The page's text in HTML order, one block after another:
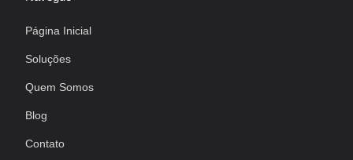
Página Inicial
Soluções
Quem Somos
Blog
Contato